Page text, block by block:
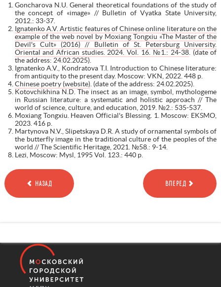
Goncharova N.U. General theoretical foundations of the study of
the concept of «image» // Bulletin of Vyatka State University,
2012.: 33-37.
Ignatenko A.V. Artistic features of Chinese online literature on the
example of the web novel by Moxiang Tongxiu «The Master of the
Devil's Cult» (2016) // Bulletin of St. Petersburg University.
Oriental and African studies. 2024. Vol. 16. №1.: 24-38. (date of
the address: 24.02.2025).
Ignatenko A.V., Kondratova T.I. Introduction to Chinese literature:
from antiquity to the present day. Moscow: VKN, 2022. 448 p.
Chinese poetry (website). (date of the address: 24.02.2025).
Kotovchikhina N.D. The insect as an image, symbol, mythologeme
in Russian literature: a systematic and holistic approach // The
world of science, culture, and education, 2019. №2.: 535-537.
Moxiang Tongxiu. Heaven Official's Blessing. 1. Moscow: EKSMO,
2023. 416 p.
Martynova N.V., Slipetskaya D.R. A study of ornamental symbols of
the butterfly image in the traditional culture of the peoples of the
world // The Scientific Heritage, 2021. №58.: 9-14.
Lezi, Moscow: Mysl, 1995 Vol. 123.: 440 p.
НАЗАД ВПЕРЕД